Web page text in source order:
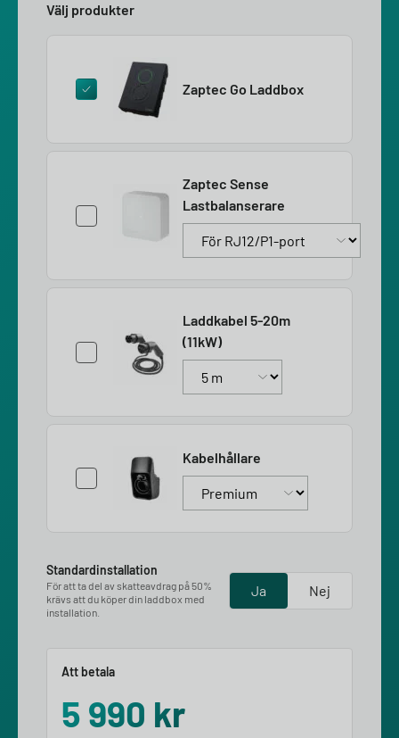
Välj produkter
Zaptec Go Laddbox
Zaptec Sense
Lastbalanserare
Laddkabel 5-20m
(11kW)
Kabelhållare
Standardinstallation
För att ta del av skatteavdrag på 50%
krävs att du köper din laddbox med
installation.
Ja Nej
Att betala
5 990 kr